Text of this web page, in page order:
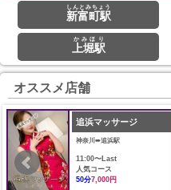
新富町駅
しんとみちょう
上堀駅
かみほり
オススメ店舗
追浜マッサージ
神奈川➠追浜駅
11:00〜Last
人気コース
50分7,000円